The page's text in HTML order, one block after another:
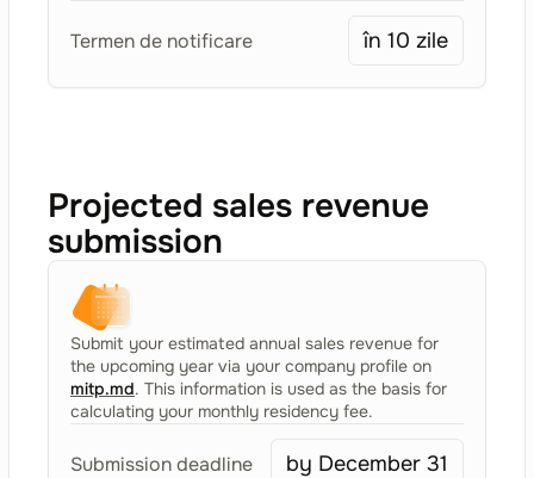
Termen de notificare în 10 zile
Projected sales revenue
submission
Submit your estimated annual sales revenue for
the upcoming year via your company profile on
mitp.md. This information is used as the basis for
calculating your monthly residency fee.
Submission deadline by December 31